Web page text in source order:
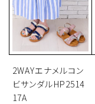
2WAYエナメルコン
ビサンダルHP2514
17A